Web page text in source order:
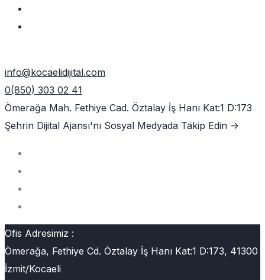
info@kocaelidijital.com
0(850) 303 02 41
Ömerağa Mah. Fethiye Cad. Öztalay İş Hanı Kat:1 D:173
Şehrin Dijital Ajansı'nı Sosyal Medyada Takip Edin ->
Ofis Adresimiz :
Ömerağa, Fethiye Cd. Öztalay İş Hanı Kat:1 D:173, 41300
İzmit/Kocaeli